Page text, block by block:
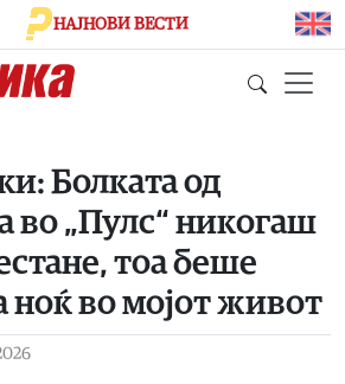
НАЈНОВИ ВЕСТИ
Болката од
во „Пулс“ никогаш
тоа беше
ноќ во мојот живот